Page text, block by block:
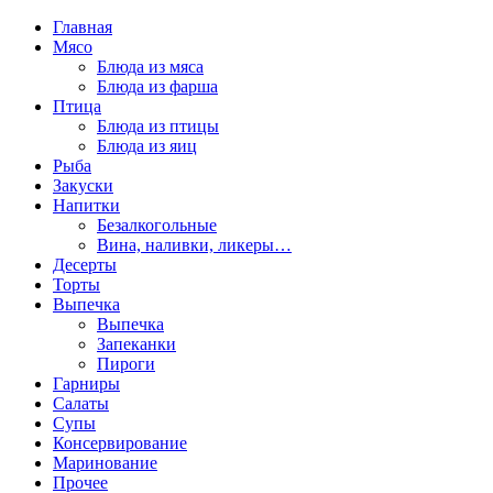
Главная
Мясо
Блюда из мяса
Блюда из фарша
Птица
Блюда из птицы
Блюда из яиц
Рыба
Закуски
Напитки
Безалкогольные
Вина, наливки, ликеры…
Десерты
Торты
Выпечка
Выпечка
Запеканки
Пироги
Гарниры
Салаты
Супы
Консервирование
Маринование
Прочее